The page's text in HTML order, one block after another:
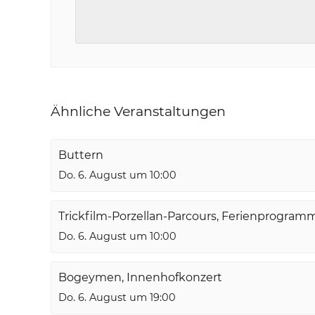
Ähnliche Veranstaltungen
Buttern
Do. 6. August um 10:00
Trickfilm-Porzellan-Parcours,
Do. 6. August um 10:00
Bogeymen, Innenhofkonzert
Do. 6. August um 19:00